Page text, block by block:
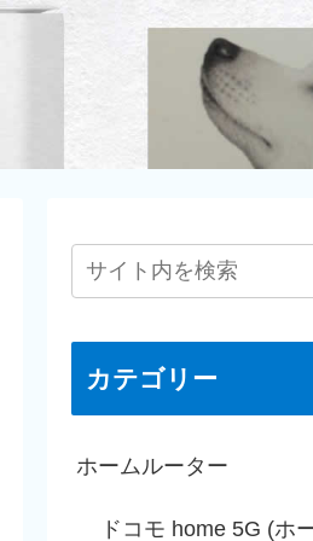
カテゴリー
ホームルーター
ドコモ home 5G (ホ